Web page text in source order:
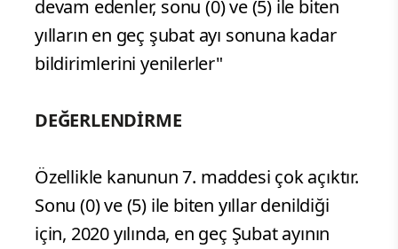
devam edenler, sonu (0) ve (5) ile biten
yılların en geç şubat ayı sonuna kadar
bildirimlerini yenilerler"
DEĞERLENDİRME
Özellikle kanunun 7. maddesi çok açıktır.
Sonu (0) ve (5) ile biten yıllar denildiği
için, 2020 yılında, en geç Şubat ayının